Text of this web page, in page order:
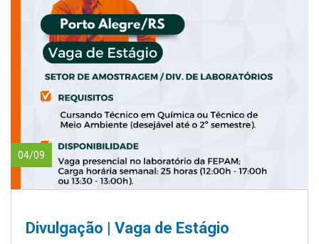
04/09
Divulgação | Vaga de Estágio